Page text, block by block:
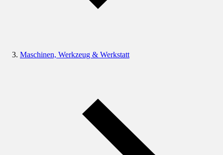
Maschinen, Werkzeug & Werkstatt